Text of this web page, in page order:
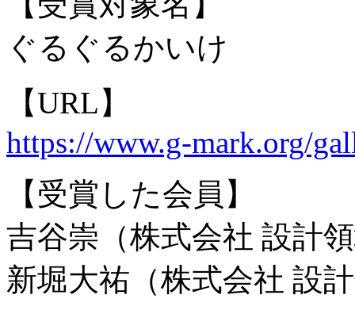
ぐるぐるかいけ
【URL】
https://www.g-mark.org/
【受賞した会員】
吉谷崇（株式会社 設計
新堀大祐（株式会社 設